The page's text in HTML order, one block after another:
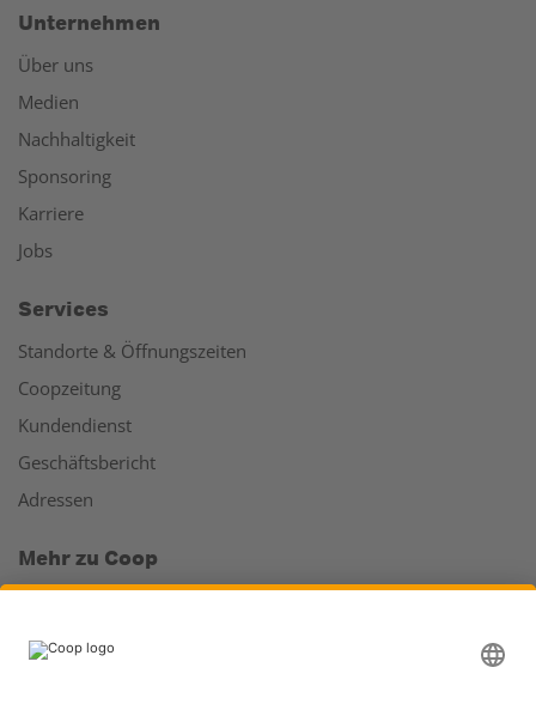
Unternehmen
Über uns
Medien
Nachhaltigkeit
Sponsoring
Karriere
Jobs
Services
Standorte & Öffnungszeiten
Coopzeitung
Kundendienst
Geschäftsbericht
Adressen
Mehr zu Coop
Läden & Services